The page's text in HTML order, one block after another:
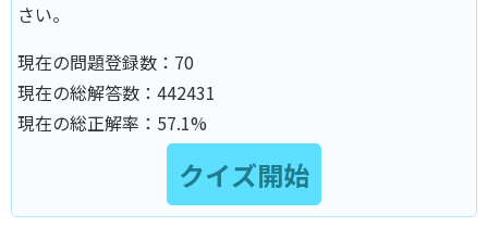
さい。
現在の問題登録数： 70
現在の総解答数： 442431
現在の総正解率： 57.1%